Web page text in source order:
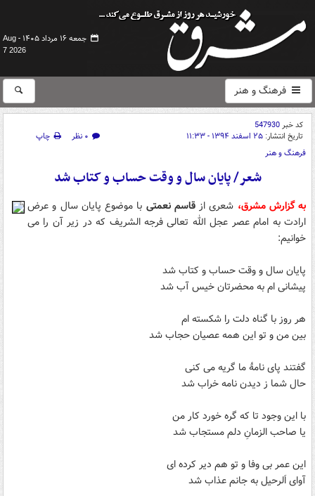
جمعه ۱۶ مرداد ۱۴۰۵ -
Aug
7 2026
فرهنگ و هنر
کد خبر547930
تاریخ انتشار: ۲۵ اسفند ۱۳۹۴ - ۱۱:۳۳ ۰ نظر
چاپ
فرهنگ و هنر
شعر/ پایان سال و وقت حساب و کتاب شد
به گزارش مشرق، شعری ازقاسم نعمتی با موضوع پایان سال و عرض
ارادت به امام عصر عجل الله تعالی فرجه الشریف که در زیر آن را می
خوانیم:
پایان سال و وقت حساب و کتاب شد
پیشانی ام به محضرتان خیس آب شد
هر روز با گناه دلت را شکسته ام
بین من و تو این همه عصیان حجاب شد
گفتند پای نامۀ ما گریه می کنی
حال شما ز دیدن نامه خراب شد
با این وجود تا که گره خورد کار من
یا صاحب الزمانِ دلم مستجاب شد
این عمر بی وفا و تو هم دیر کرده ای
آوای اَلرحیل به جانم عذاب شد